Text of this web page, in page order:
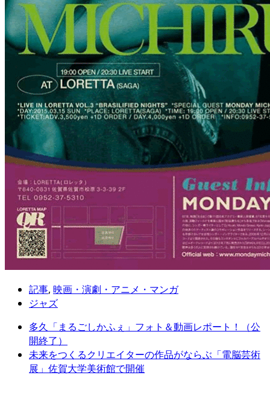
記事, 映画・演劇・アニメ・マンガ
ジャズ
多久「まるごしかふぇ」フォト＆動画レポート！（公
開終了）
未来をつくるクリエイターの作品がならぶ「電脳芸術
展」佐賀大学美術館で開催